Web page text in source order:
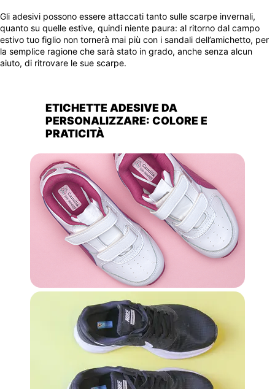
Gli adesivi possono essere attaccati tanto sulle scarpe invernali,
quanto su quelle estive, quindi niente paura: al ritorno dal campo
estivo tuo figlio non tornerà mai più con i sandali dell’amichetto, per
la semplice ragione che sarà stato in grado, anche senza alcun
aiuto, di ritrovare le sue scarpe.
ETICHETTE ADESIVE DA
PERSONALIZZARE: COLORE E
PRATICITÀ